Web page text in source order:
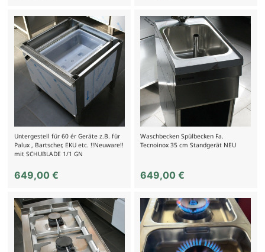
Untergestell für 60 ér Geräte z.B. für
Palux , Bartscher, EKU etc. !!Neuware!!
mit SCHUBLADE 1/1 GN
649,00 €
Waschbecken Spülbecken Fa.
Tecnoinox 35 cm Standgerät NEU
649,00€